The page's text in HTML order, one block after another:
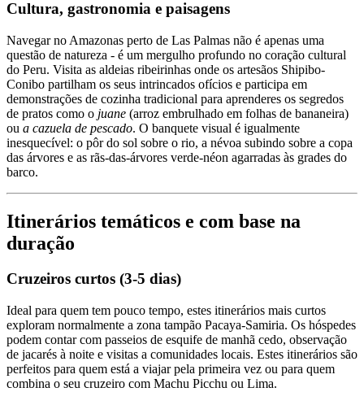
Cultura, gastronomia e paisagens
Navegar no Amazonas perto de Las Palmas não é apenas uma
questão de natureza - é um mergulho profundo no coração cultural
do Peru. Visita as aldeias ribeirinhas onde os artesãos Shipibo-
Conibo partilham os seus intrincados ofícios e participa em
demonstrações de cozinha tradicional para aprenderes os segredos
de pratos como o juane (arroz embrulhado em folhas de bananeira)
ou a cazuela de pescado. O banquete visual é igualmente
inesquecível: o pôr do sol sobre o rio, a névoa subindo sobre a copa
das árvores e as rãs-das-árvores verde-néon agarradas às grades do
barco.
Itinerários temáticos e com base na
duração
Cruzeiros curtos (3-5 dias)
Ideal para quem tem pouco tempo, estes itinerários mais curtos
exploram normalmente a zona tampão Pacaya-Samiria. Os hóspedes
podem contar com passeios de esquife de manhã cedo, observação
de jacarés à noite e visitas a comunidades locais. Estes itinerários são
perfeitos para quem está a viajar pela primeira vez ou para quem
combina o seu cruzeiro com Machu Picchu ou Lima.